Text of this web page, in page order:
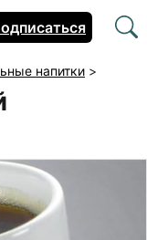
напитки >